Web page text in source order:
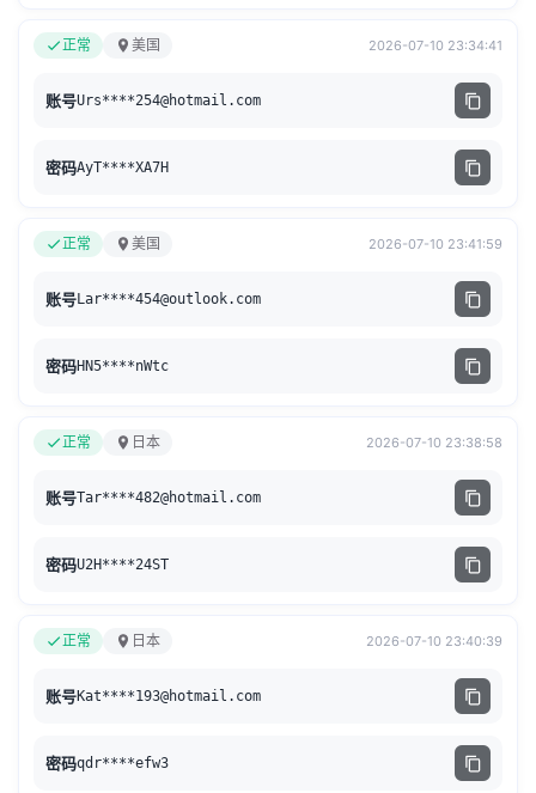
正常 美国 2026-07-10 23:34:41
账号Urs****254@hotmail.com
密码AyT****XA7H
正常 美国 2026-07-10 23:41:59
账号Lar****454@outlook.com
密码HN5****nWtc
正常 日本 2026-07-10 23:38:58
账号Tar****482@hotmail.com
密码U2H****24ST
正常 日本 2026-07-10 23:40:39
账号Kat****193@hotmail.com
密码qdr****efw3